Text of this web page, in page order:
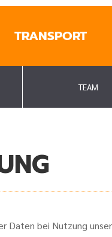
TRANSPORT
TEAM
Daten bei Nutzung